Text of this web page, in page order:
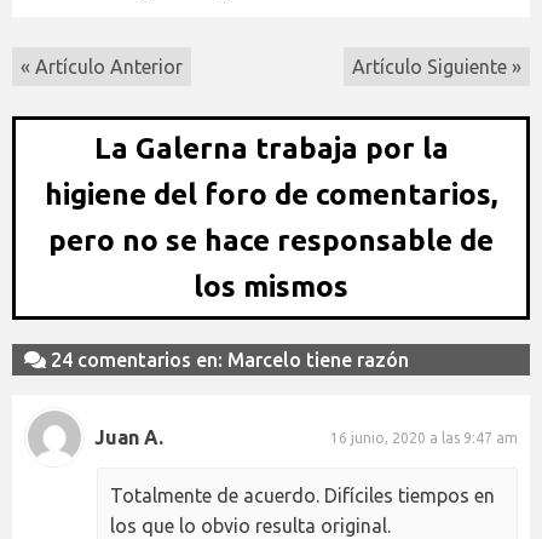
« Artículo Anterior Artículo Siguiente »
La Galerna trabaja por la
higiene del foro de comentarios,
pero no se hace responsable de
los mismos
24 comentarios en: Marcelo tiene razón
Juan A. 16 junio, 2020 a las 9:47 am
Totalmente de acuerdo. Difíciles tiempos en
los que lo obvio resulta original.